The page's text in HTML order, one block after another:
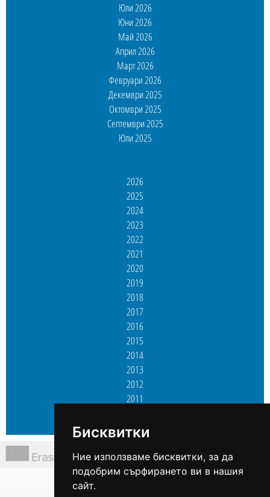
Бисквитки
Ние използваме бисквитки, за да
подобрим сърфирането ви в нашия
сайт.
Юли 2026
Юни 2026
Май 2026
Април 2026
Март 2026
Февруари 2026
Декември 2025
Октомври 2025
Септември 2025
Юли 2025
2026
2025
2024
2023
2022
2021
2020
2019
2018
2017
2016
2015
2014
2013
2012
2011
2009
ул. "Професор Асен Златаров" 6, офис 3, гр. Варна